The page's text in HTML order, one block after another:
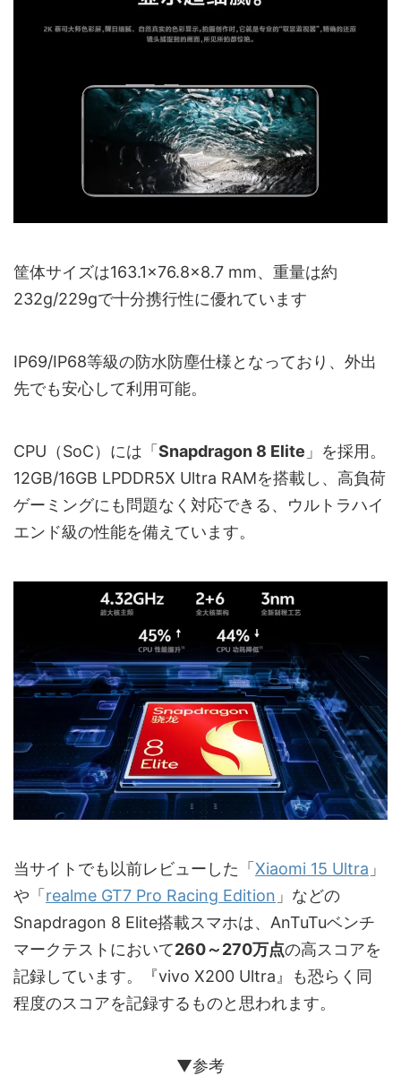
筐体サイズは163.1×76.8×8.7 mm、重量は約
232g/229gで十分携行性に優れています
IP69/IP68等級の防水防塵仕様となっており、外出
先でも安心して利用可能。
CPU（SoC）には「Snapdragon 8 Elite 」を採用。
12GB/16GB LPDDR5X Ultra RAMを搭載し、高負荷
ゲーミングにも問題なく対応できる、ウルトラハイ
エンド級の性能を備えています。
当サイトでも以前レビューした「 Xiaomi 15 Ultra 」
や「 realme GT7 Pro Racing Edition 」などの
Snapdragon 8 Elite搭載スマホは、AnTuTuベンチ
マークテストにおいて260～270万点の高スコアを
記録しています。『vivo X200 Ultra』も恐らく同
程度のスコアを記録するものと思われます。
▼参考